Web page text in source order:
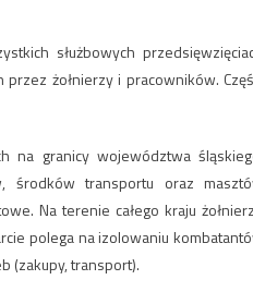
służbowych
żołnierzy i pracowników.
na granicy województwa
środków transportu oraz
Na terenie całego kraju
polega na izolowaniu
(zakupy, transport).